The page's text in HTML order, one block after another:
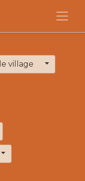
village